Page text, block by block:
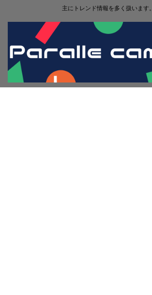
主にトレンド情報を多く扱います。